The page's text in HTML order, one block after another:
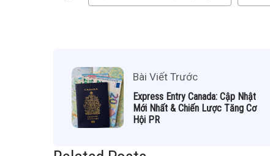
Bài Viết Trước
Express Entry Canada: Cập Nhật
Mới Nhất & Chiến Lược Tăng Cơ
Hội PR